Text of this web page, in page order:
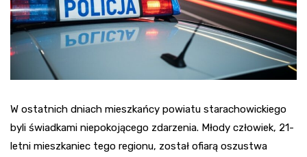
W ostatnich dniach mieszkańcy powiatu starachowickiego
byli świadkami niepokojącego zdarzenia. Młody człowiek, 21-
letni mieszkaniec tego regionu, został ofiarą oszustwa